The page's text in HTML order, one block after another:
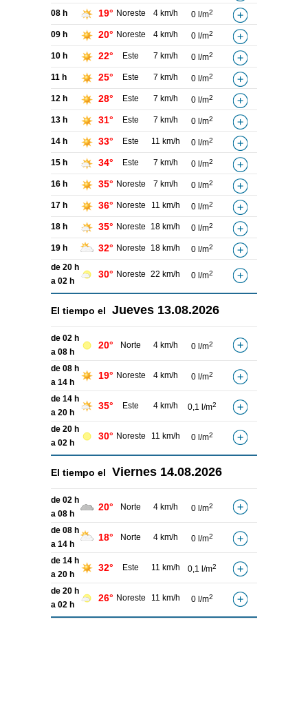
08 h 19° Noreste 4 km/h 0 l/m2
09 h 20° Noreste 4 km/h 0 l/m2
10 h 22° Este 7 km/h 0 l/m2
11 h 25° Este 7 km/h 0 l/m2
12 h 28° Este 7 km/h 0 l/m2
13 h 31° Este 7 km/h 0 l/m2
14 h 33° Este 11 km/h 0 l/m2
15 h 34° Este 7 km/h 0 l/m2
16 h 35° Noreste 7 km/h 0 l/m2
17 h 36° Noreste 11 km/h 0 l/m2
18 h 35° Noreste 18 km/h 0 l/m2
19 h 32° Noreste 18 km/h 0 l/m2
de 20 h
a 02 h
30° Noreste 22 km/h 0 l/m2
El tiempo el Jueves 13.08.2026
de 02 h
a 08 h
20° Norte 4 km/h 0 l/m2
de 08 h
a 14 h
19° Noreste 4 km/h 0 l/m2
de 14 h
a 20 h
35° Este 4 km/h 0,1 l/m2
de 20 h
a 02 h
30° Noreste 11 km/h 0 l/m2
El tiempo el Viernes 14.08.2026
de 02 h
a 08 h
20° Norte 4 km/h 0 l/m2
de 08 h
a 14 h
18° Norte 4 km/h 0 l/m2
de 14 h
a 20 h
32° Este 11 km/h 0,1 l/m2
de 20 h
a 02 h
26° Noreste 11 km/h 0 l/m2